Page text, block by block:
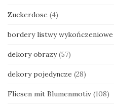
Zuckerdose (4)
bordery listwy wykończeniowe
dekory obrazy (57)
dekory pojedyncze (28)
Fliesen mit Blumenmotiv (108)